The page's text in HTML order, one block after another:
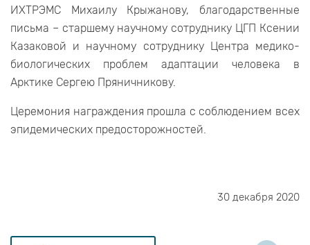
ИХТРЭМС Михаилу Крыжанову, благодарственные
письма – старшему научному сотруднику ЦГП Ксении
Казаковой и научному сотруднику Центра медико-
биологических проблем адаптации человека в
Арктике Сергею Пряничникову.
Церемония награждения прошла с соблюдением всех
эпидемических предосторожностей.
30 декабря 2020